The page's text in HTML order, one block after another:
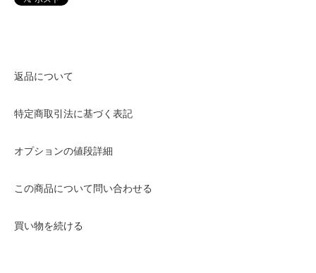
返品について
特定商取引法に基づく表記
オプションの値段詳細
この商品について問い合わせる
買い物を続ける